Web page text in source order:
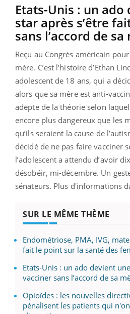
Etats-Unis : un
star après s’être
sans l’accord de sa
Reçu au Congrès américain
mère. C’est l’histoire d’Ethan
adolescent de 18 ans, qui a
alors que sa mère est anti-
adepte de la théorie selon
encore plus dangereux que les
qu’ils seraient la cause de
décidé de ne pas faire vacciner
l’adolescent a attendu d’avoir
désobéir, mi-décembre. Un
sénateurs. Plus d'informations
SUR LE MÊME THÈME
Endométriose, PMA, IVG,
fait le point sur la santé des
Etats-Unis : un ado devient
vacciner sans l’accord de sa
Opioïdes : les nouvelles
pénalisent les patients qui